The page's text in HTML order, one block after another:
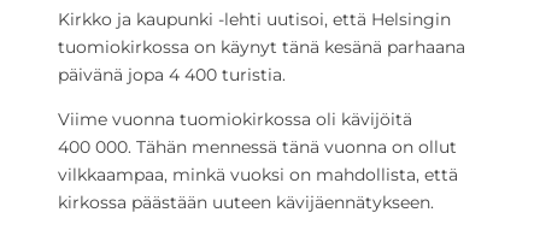
Kirkko ja kaupunki -lehti uutisoi, että Helsingin
tuomiokirkossa on käynyt tänä kesänä parhaana
päivänä jopa 4 400 turistia.
Viime vuonna tuomiokirkossa oli kävijöitä
400 000. Tähän mennessä tänä vuonna on ollut
vilkkaampaa, minkä vuoksi on mahdollista, että
kirkossa päästään uuteen kävijäennätykseen.